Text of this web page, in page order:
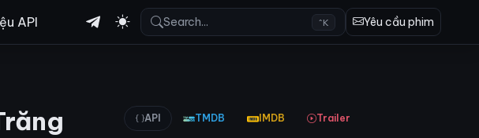
API Search... ^K Yêu cầu phim
API TMDB IMDB Trailer